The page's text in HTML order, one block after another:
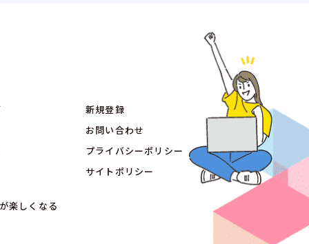
楽しくなる
新規登録
お問い合わせ
プライバシーポリシー
サイトポリシー